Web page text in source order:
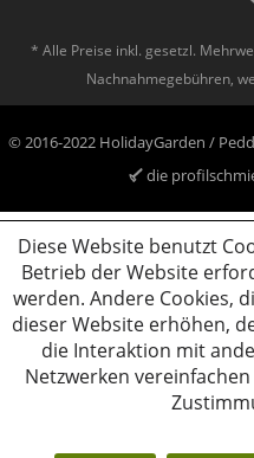
* Alle Preise inkl. gesetzl.
Nachnahmegebühren,
© 2016-2022 HolidayGarden /
die
Diese Website benutzt
Betrieb der Website
werden. Andere Cookies,
dieser Website erhöhen,
die Interaktion mit
Netzwerken